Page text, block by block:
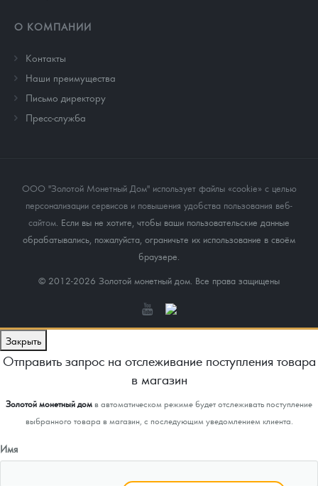
О КОМПАНИИ
Контакты
Наши преимущества
Письмо директору
Пресс-служба
ООО "Золотой Монетный Дом" использует файлы «cookie» с целью
персонализации сервисов и повышения удобства пользования веб-
сайтом. Если вы не хотите, чтобы ваши пользовательские данные
обрабатывались, пожалуйста, ограничьте их использование в своём
браузере.
© 2012-2026 Золотой монетный дом. Все права защищены
Закрыть
Отправить запрос на отслеживание поступления товара
в магазин
Золотой монетный домв автоматическом режиме будет отслеживать поступление
выбранного товара в магазин, с последующим уведомлением клиента.
Имя